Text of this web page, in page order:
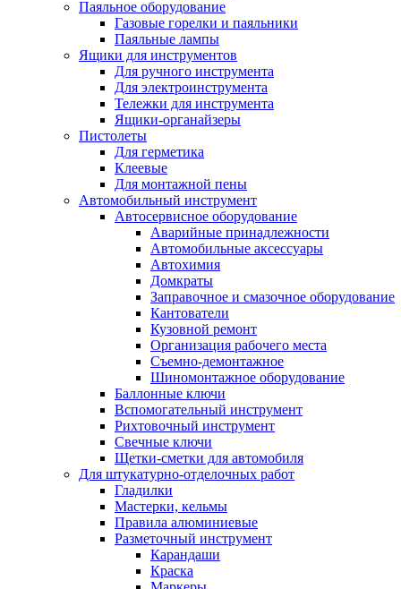
Паяльное оборудование
Газовые горелки и паяльники
Паяльные лампы
Ящики для инструментов
Для ручного инструмента
Для электроинструмента
Тележки для инструмента
Ящики-органайзеры
Пистолеты
Для герметика
Клеевые
Для монтажной пены
Автомобильный инструмент
Автосервисное оборудование
Аварийные принадлежности
Автомобильные аксессуары
Автохимия
Домкраты
Заправочное и смазочное оборудование
Кантователи
Кузовной ремонт
Организация рабочего места
Съемно-демонтажное
Шиномонтажное оборудование
Баллонные ключи
Вспомогательный инструмент
Рихтовочный инструмент
Свечные ключи
Щетки-сметки для автомобиля
Для штукатурно-отделочных работ
Гладилки
Мастерки, кельмы
Правила алюминиевые
Разметочный инструмент
Карандаши
Краска